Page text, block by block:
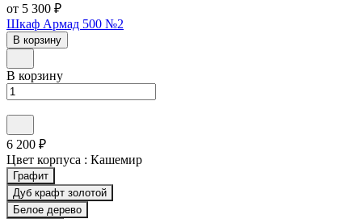
от 5 300 ₽
Шкаф Армад 500 №2
В корзину
В корзину
6 200 ₽
Цвет корпуса : Кашемир
Графит
Дуб крафт золотой
Белое дерево